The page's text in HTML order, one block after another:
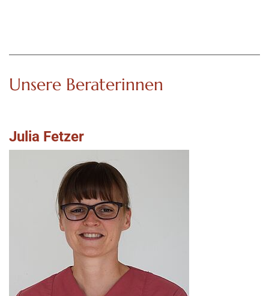
Unsere Beraterinnen
Julia Fetzer